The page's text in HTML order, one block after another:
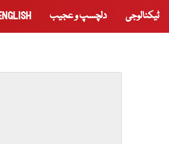
ٹیکنالوجی دلچسپ و عجیب